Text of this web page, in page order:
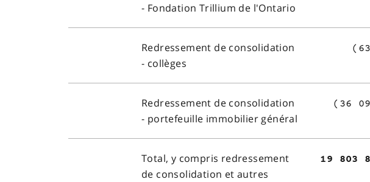
- Fondation Trillium de l'Ontario
Redressement de consolidation
- collèges
Redressement de consolidation
- portefeuille immobilier général
(36
Total, y compris redressement
de consolidation et autres
19 803